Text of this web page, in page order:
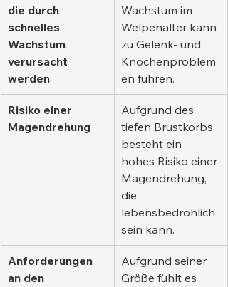
die durch
schnelles
Wachstum
verursacht
werden
Wachstum im
Welpenalter kann
zu Gelenk- und
Knochenproblem
en führen.
Risiko einer
Magendrehung
Aufgrund des
tiefen Brustkorbs
besteht ein
hohes Risiko einer
Magendrehung,
die
lebensbedrohlich
sein kann.
Anforderungen
an den
Aufgrund seiner
Größe fühlt es